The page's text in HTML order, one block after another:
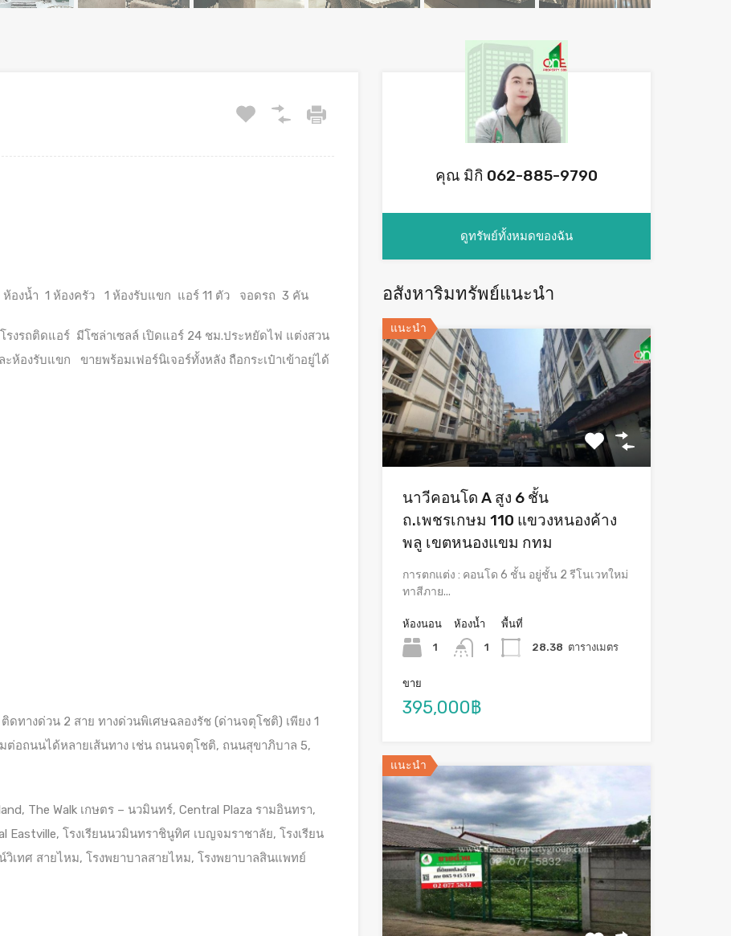
งน้ำ 1 ห้องครัว 1 ห้องรับแขก แอร์ 11 ตัว จอดรถ 3 คัน
รงรถติดแอร์ มีโซล่าเซลล์ เปิดแอร์ 24 ชม.ประหยัดไฟ แต่งสวน
ห้องรับแขก ขายพร้อมเฟอร์นิเจอร์ทั้งหลัง ถือกระเป๋าเข้าอยู่ได้
ติดทางด่วน 2 สาย ทางด่วนพิเศษฉลองรัช (ด่านจตุโชติ) เพียง 1
ต่อถนนได้หลายเส้นทาง เช่น ถนนจตุโชติ, ถนนสุขาภิบาล 5,
The Walk เกษตร – นวมินทร์, Central Plaza รามอินทรา,
Eastville, โรงเรียนนวมินทราชินูทิศ เบญจมราชาลัย, โรงเรียน
วิเทศ สายไหม, โรงพยาบาลสายไหม, โรงพยาบาลสินแพทย์
คุณ มิกิ 062-885-9790
ดูทรัพย์ทั้งหมดของฉัน
อสังหาริมทรัพย์แนะนำ
แนะนำ
นาวีคอนโด A สูง 6 ชั้น
ถ.เพชรเกษม 110 แขวงหนองค้าง
พลู เขตหนองแขม กทม
การตกแต่ง : คอนโด 6 ชั้น อยู่ชั้น 2 รีโนเวทใหม่
ทาสีภาย...
ห้องนอน
1
ห้องน้ำ
1
พื้นที่
28.38 ตารางเมตร
ขาย
395,000฿
แนะนำ